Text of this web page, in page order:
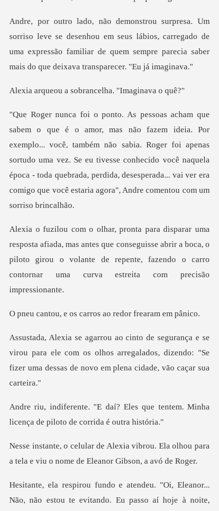
senhou em seus lábios, carregado de
uma expressão familiar de quem se
sobrancelha. "I
ê, também não sabia. Roger foi apenas
sortudo uma vez. Se eu tivesse conhecido você naquela
época - toda quebrad
s antes que conseguisse abrir a boca, o
piloto girou o volante de repente,
s carros ao redor
rou para ele com os olhos arregalados, dizendo: "Se
fizer
es que tentem. Minha
licença de pi
brou. Ela olhou para
a tela e viu o no
"Oi, Eleanor...
Não, não estou te evita